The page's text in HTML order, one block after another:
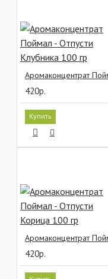
420р.
Купить
420р.